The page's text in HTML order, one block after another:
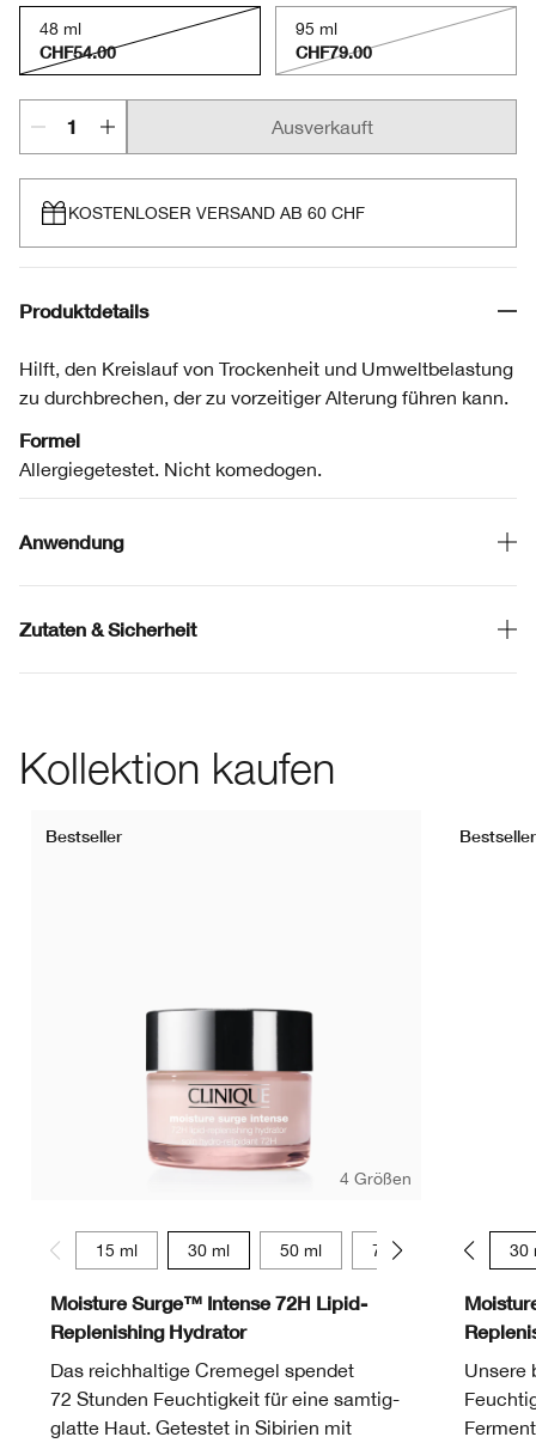
48 ml
CHF54.00
95 ml
CHF79.00
Ausverkauft
KOSTENLOSER VERSAND AB 60 CHF
Produktdetails
Hilft, den Kreislauf von Trockenheit und Umweltbelastung
zu durchbrechen, der zu vorzeitiger Alterung führen kann.
Formel
Allergiegetestet. Nicht komedogen.
Anwendung
Zutaten & Sicherheit
Kollektion kaufen
Bestseller
4 Größen
15 ml 30 ml 50 ml 75 ml
Moisture Surge™ Intense 72H Lipid-
Replenishing Hydrator
Das reichhaltige Cremegel spendet
72 Stunden Feuchtigkeit für eine samtig-
glatte Haut. Getestet in Sibirien mit
Bestseller
30
Unsere